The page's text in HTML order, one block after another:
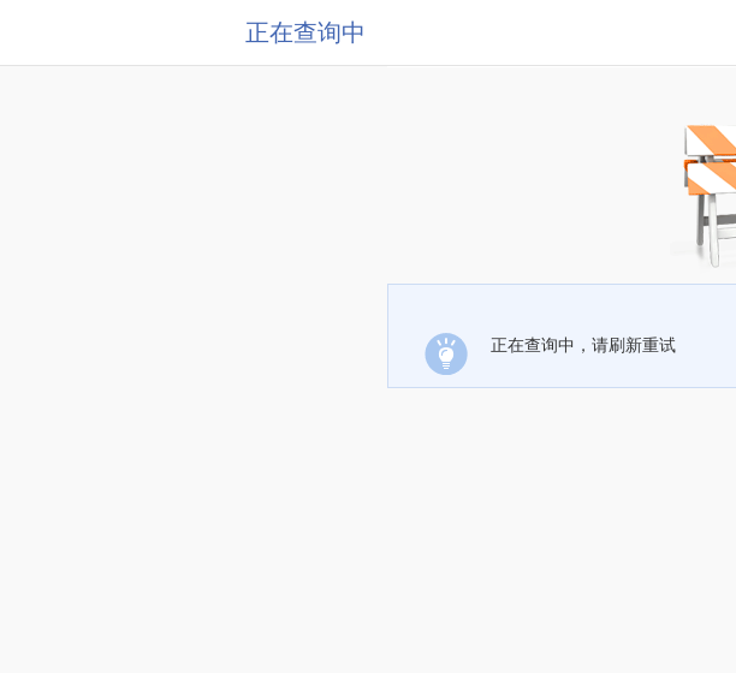
正在查询中
正在查询中，请刷新重试